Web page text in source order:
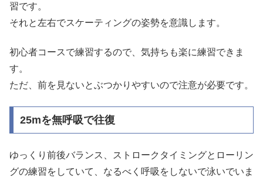
習です。
それと左右でスケーティングの姿勢を意識します。
初心者コースで練習するので、気持ちも楽に練習できま
す。
ただ、前を見ないとぶつかりやすいので注意が必要です。
25mを無呼吸で往復
ゆっくり前後バランス、ストロークタイミングとローリン
グの練習をしていて、なるべく呼吸をしないで泳いでいま